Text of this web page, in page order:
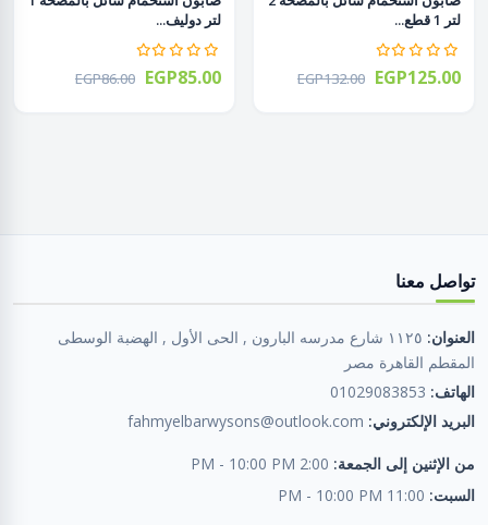
لتر 1 قطع...
EGP132.00 EGP125.00
لتر دوليف...
EGP86.00 EGP85.00
تواصل معنا
العنوان:
١١٢٥ شارع مدرسه البارون , الحى الأول , الهضبة الوسطى
المقطم القاهرة مصر
الهاتف: 01029083853
البريد الإلكتروني: fahmyelbarwysons@outlook.com
من الإثنين إلى الجمعة: 2:00 PM - 10:00 PM
السبت: 11:00 PM - 10:00 PM